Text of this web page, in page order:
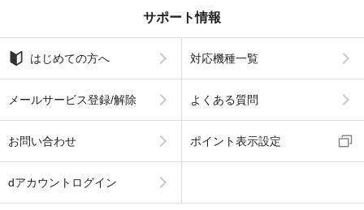
サポート情報
はじめての方へ 対応機種一覧
メールサービス登録/解除 よくある質問
お問い合わせ ポイント表示設定
dアカウントログイン